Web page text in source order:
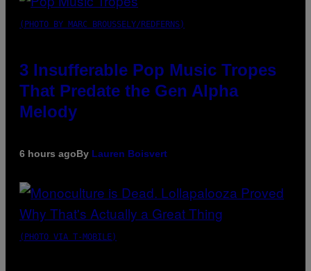
(PHOTO BY MARC BROUSSELY/REDFERNS)
3 Insufferable Pop Music Tropes
That Predate the Gen Alpha
Melody
6 hours agoBy Lauren Boisvert
(PHOTO VIA T-MOBILE)